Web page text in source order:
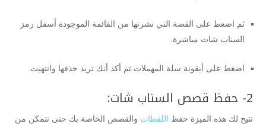
ثم اضغط على القصة التي نشرتها من القائمة الموجودة أسفل رمز
السناب شات مباشرة.
اضغط على أيقونة سلة المهملات ثم أكد أنك تريد حذفها وانتهيت.
2- حفظ قصص السناب شات:
تتيح لك هذه الميزة حفظ اللقطات والقصص الخاصة بك حتى تتمكن من